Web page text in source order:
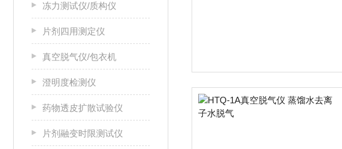
冻力测试仪/质构仪
片剂四用测定仪
真空脱气仪/包衣机
澄明度检测仪
药物透皮扩散试验仪
片剂融变时限测试仪